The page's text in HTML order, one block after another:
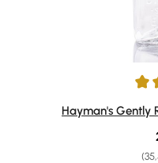
Durchschnittliche
Hayman's Gently